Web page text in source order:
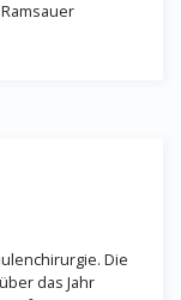
Die
das Jahr